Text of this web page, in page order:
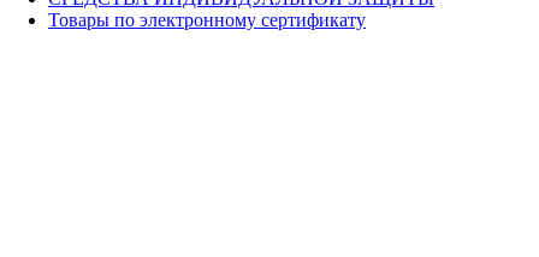
Товары по электронному сертификату